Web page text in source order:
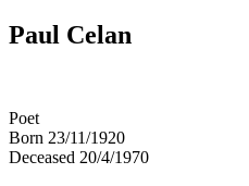
Paul Celan
Poet
Born 23/11/1920
Deceased 20/4/1970